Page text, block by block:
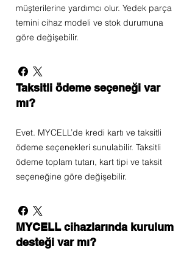
müşterilerine yardımcı olur. Yedek parça
temini cihaz modeli ve stok durumuna
göre değişebilir.
Taksitli ödeme seçeneği var
mı?
Evet. MYCELL’de kredi kartı ve taksitli
ödeme seçenekleri sunulabilir. Taksitli
ödeme toplam tutarı, kart tipi ve taksit
seçeneğine göre değişebilir.
MYCELL cihazlarında kurulum
desteği var mı?